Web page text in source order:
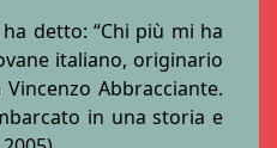
detto: “Chi più mi ha
italiano, originario
Abbracciante.
in una storia e